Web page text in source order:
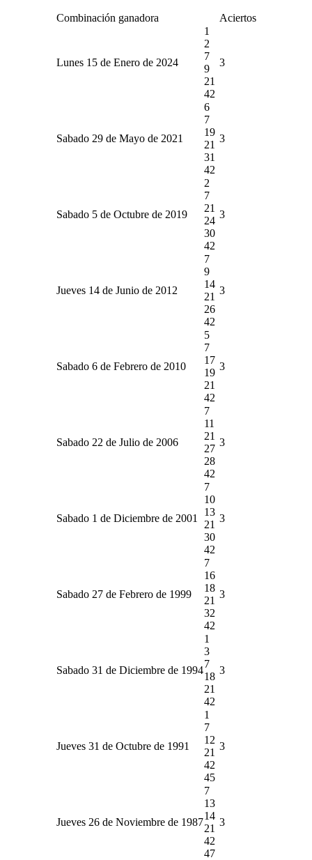
Combinación ganadora Aciertos
Lunes 15 de Enero de 2024
1
2
7
9
21
42
3
Sabado 29 de Mayo de 2021
6
7
19
21
31
42
3
Sabado 5 de Octubre de 2019
2
7
21
24
30
42
3
Jueves 14 de Junio de 2012
7
9
14
21
26
42
3
Sabado 6 de Febrero de 2010
5
7
17
19
21
42
3
Sabado 22 de Julio de 2006
7
11
21
27
28
42
3
Sabado 1 de Diciembre de 2001
7
10
13
21
30
42
3
Sabado 27 de Febrero de 1999
7
16
18
21
32
42
3
Sabado 31 de Diciembre de 1994
1
3
7
18
21
42
3
Jueves 31 de Octubre de 1991
1
7
12
21
42
45
3
Jueves 26 de Noviembre de 1987
7
13
14
21
42
47
3